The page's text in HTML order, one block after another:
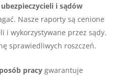
i sądów
Nasze raporty są cenione
i wykorzystywane przez sądy.
sprawiedliwych roszczeń.
pracygwarantuje